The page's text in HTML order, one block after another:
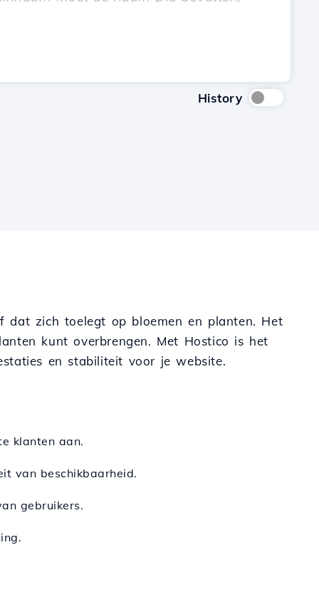
History
dat zich toelegt op bloemen en planten. Het
kunt overbrengen. Met Hostico is het
en stabiliteit voor je website.
klanten aan.
van beschikbaarheid.
gebruikers.